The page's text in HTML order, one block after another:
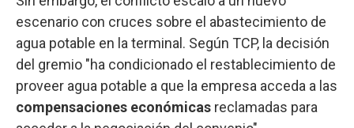
escenario con cruces sobre el abastecimiento de
agua potable en la terminal. Según TCP, la decisión
del gremio "ha condicionado el restablecimiento de
proveer agua potable a que la empresa acceda a las
compensaciones económicas reclamadas para